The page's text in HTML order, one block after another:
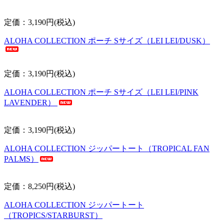
定価：3,190円(税込)
ALOHA COLLECTION ポーチ Sサイズ（LEI LEI/DUSK）
定価：3,190円(税込)
ALOHA COLLECTION ポーチ Sサイズ（LEI LEI/PINK
LAVENDER）
定価：3,190円(税込)
ALOHA COLLECTION ジッパートート（TROPICAL FAN
PALMS）
定価：8,250円(税込)
ALOHA COLLECTION ジッパートート
（TROPICS/STARBURST）